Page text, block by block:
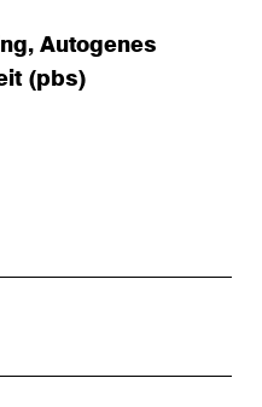
Autogenes
(pbs)